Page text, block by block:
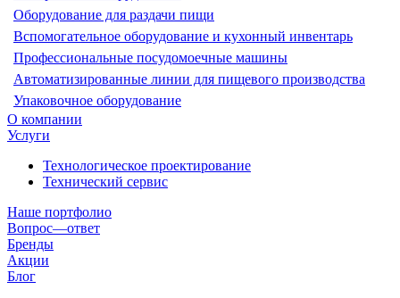
Оборудование для раздачи пищи
Вспомогательное оборудование и кухонный инвентарь
Профессиональные посудомоечные машины
Автоматизированные линии для пищевого производства
Упаковочное оборудование
О компании
Услуги
Технологическое проектирование
Технический сервис
Наше портфолио
Вопрос—ответ
Бренды
Акции
Блог